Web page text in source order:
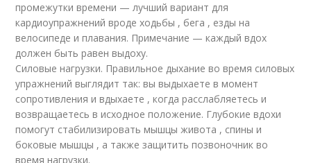
промежутки времени — лучший вариант для
кардиоупражнений вроде ходьбы , бега , езды на
велосипеде и плавания. Примечание — каждый вдох
должен быть равен выдоху.
Силовые нагрузки. Правильное дыхание во время силовых
упражнений выглядит так: вы выдыхаете в момент
сопротивления и вдыхаете , когда расслабляетесь и
возвращаетесь в исходное положение. Глубокие вдохи
помогут стабилизировать мышцы живота , спины и
боковые мышцы , а также защитить позвоночник во
время нагрузки.